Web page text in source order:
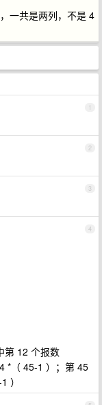
一共是两列，不是 4
1
2
3
4
第 12 个报数
*（ 45-1 ）；第 45
）